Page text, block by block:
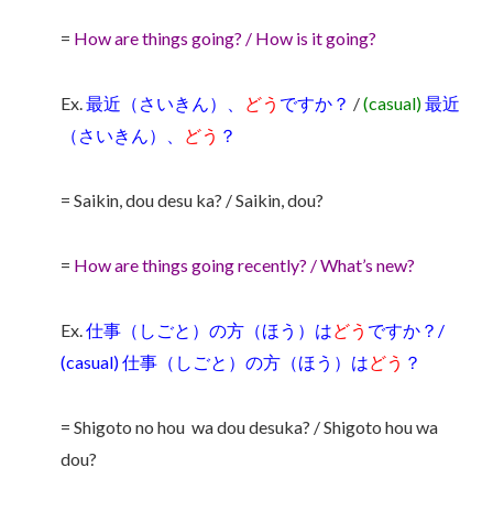
= How are things going? / How is it going?
Ex. 最近（さいきん）、 どう ですか？ /(casual)最近
（さいきん）、
どう ？
= Saikin, dou desu ka? / Saikin, dou?
= How are things going recently? / What’s new?
Ex. 仕事（しごと）の方（ほう）はどう ですか？/
(casual) 仕事（しごと）の方（ほう）はどう ？
= Shigoto no hou wa dou desuka? / Shigoto hou wa
dou?